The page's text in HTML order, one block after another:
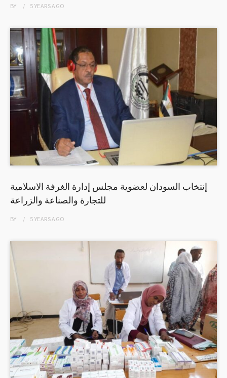
BY 5 YEARSAGO
إنتخاب السودان لعضوية مجلس إدارة الغرفة الاسلامية
للتجارة والصناعة والزراعة
BY 5 YEARSAGO